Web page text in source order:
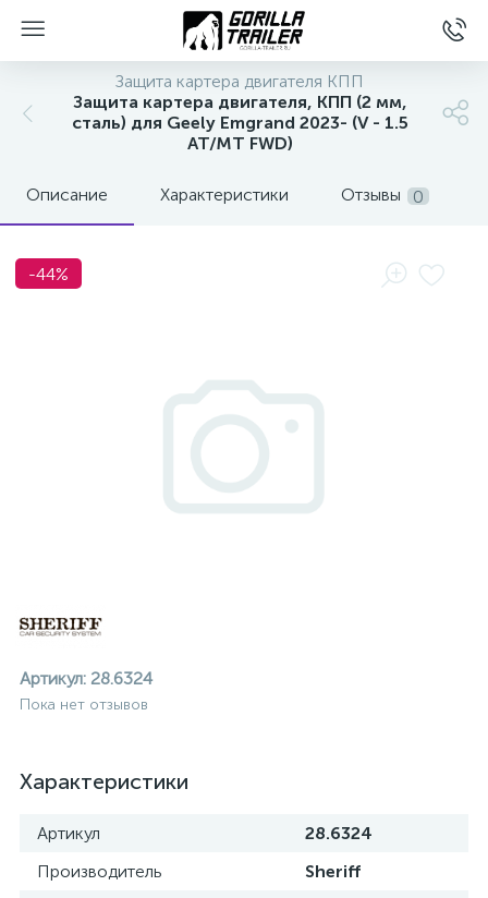
Защита картера двигателя КПП
Защита картера двигателя, КПП (2 мм,
сталь) для Geely Emgrand 2023- (V - 1.5
AT/MT FWD)
Описание Характеристики Отзывы 0
-44%
Артикул: 28.6324
Пока нет отзывов
Характеристики
Артикул
28.6324
Производитель
Sheriff